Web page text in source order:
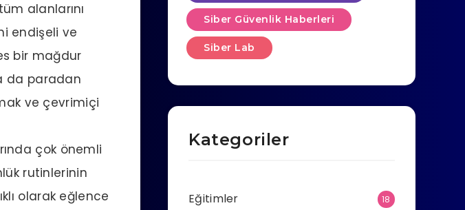
alanlarını
endişeli ve
bir mağdur
da paradan
ve çevrimiçi
çok önemli
rutinlerinin
olarak eğlence
Siber Güvenlik Haberleri
Siber Lab
Kategoriler
Eğitimler 18